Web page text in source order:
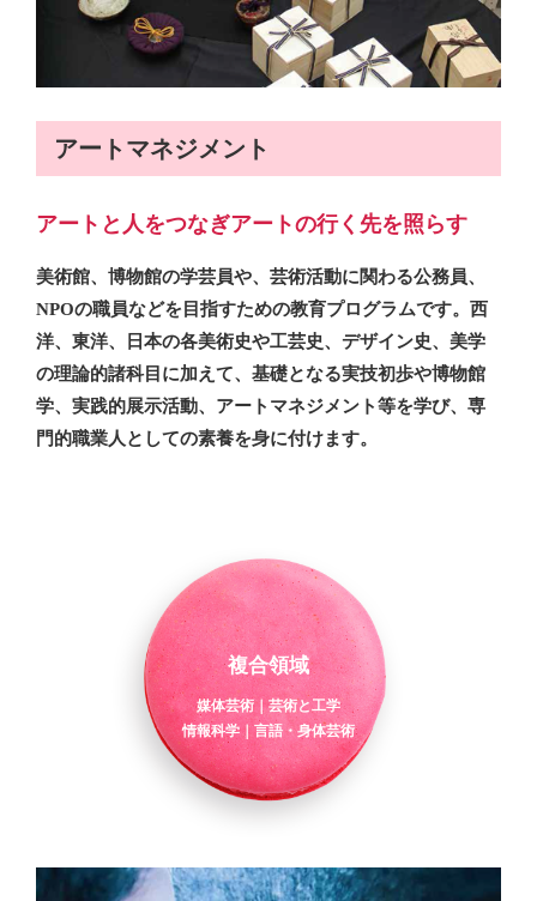
アートマネジメント
アートと人をつなぎアートの行く先を照らす
美術館、博物館の学芸員や、芸術活動に関わる公務員、
NPOの職員などを目指すための教育プログラムです。西
洋、東洋、日本の各美術史や工芸史、デザイン史、美学
の理論的諸科目に加えて、基礎となる実技初歩や博物館
学、実践的展示活動、アートマネジメント等を学び、専
門的職業人としての素養を身に付けます。
複合領域
媒体芸術｜芸術と工学
情報科学｜言語・身体芸術